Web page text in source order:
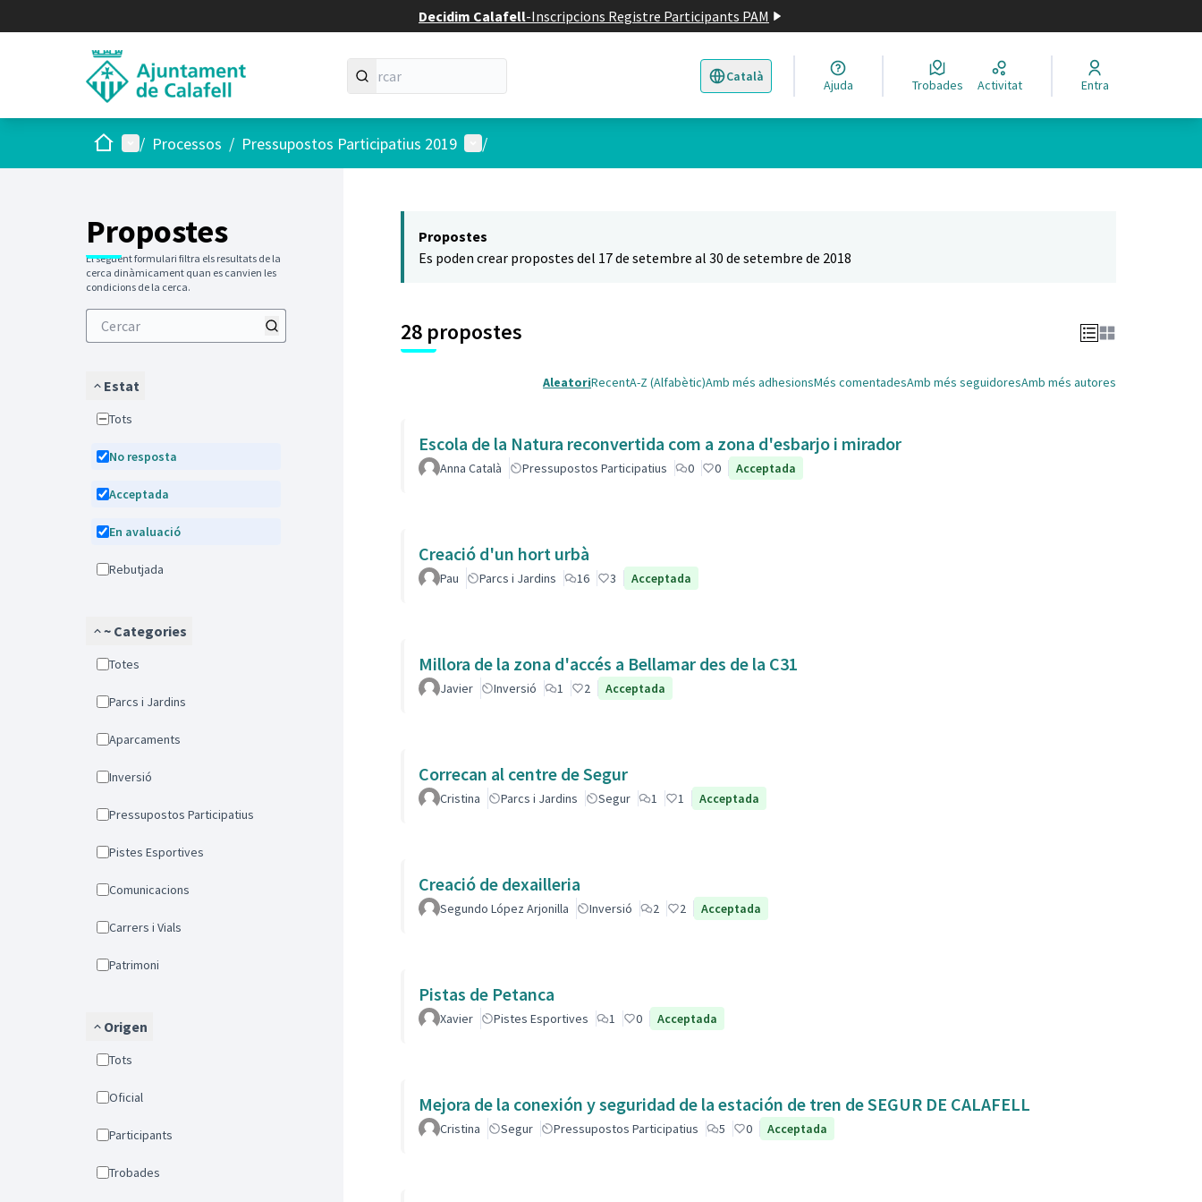
Decidim Calafell-Inscripcions Registre Participants PAM
Català
Triar la llengua Elegir el idioma
Ajuda Trobades Activitat Entra
Inici Menú principal
/ Processos / Pressupostos Participatius 2019 Menú d'usuari
/
Propostes
El següent formulari filtra els resultats de la
cerca dinàmicament quan es canvien les
condicions de la cerca.
Estat
Tots
No resposta
Acceptada
En avaluació
Rebutjada
~ Categories
Totes
Parcs i Jardins
Aparcaments
Inversió
Pressupostos Participatius
Pistes Esportives
Comunicacions
Carrers i Vials
Patrimoni
Origen
Tots
Oficial
Participants
Trobades
Propostes
Es poden crear propostes del 17 de setembre al 30 de setembre de 2018
28 propostes
AleatoriRecentA-Z (Alfabètic)Amb més adhesionsMés comentadesAmb més seguidoresAmb més autores
Escola de la Natura reconvertida com a zona d'esbarjo i mirador
Anna Català Pressupostos Participatius 0 0 Acceptada
Creació d'un hort urbà
Pau Parcs i Jardins 16 3 Acceptada
Millora de la zona d'accés a Bellamar des de la C31
Javier Inversió 1 2 Acceptada
Correcan al centre de Segur
Cristina Parcs i Jardins Segur 1 1 Acceptada
Creació de dexailleria
Segundo López Arjonilla Inversió 2 2 Acceptada
Pistas de Petanca
Xavier Pistes Esportives 1 0 Acceptada
Mejora de la conexión y seguridad de la estación de tren de SEGUR DE CALAFELL
Cristina Segur Pressupostos Participatius 5 0 Acceptada